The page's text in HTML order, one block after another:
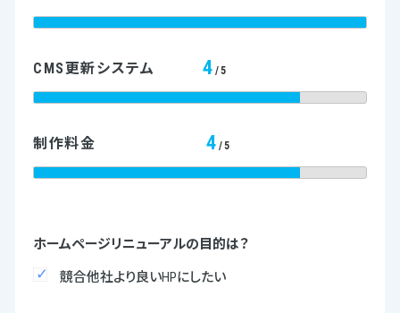
CMS更新システム 4 /5
制作料金 4 /5
ホームページリニューアルの目的は？
競合他社より良いHPにしたい